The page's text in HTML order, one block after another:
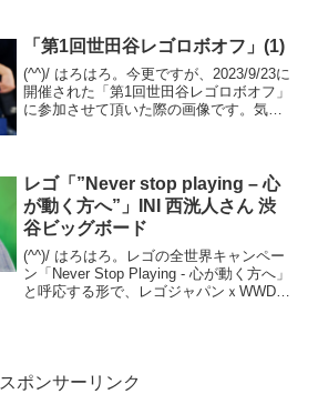
井淳平さん(twitter)のレゴ...
「第1回世田谷レゴロボオフ」(1)
(^^)/ はろはろ。今更ですが、2023/9/23に
開催された「第1回世田谷レゴロボオフ」
に参加させて頂いた際の画像です。気に
ね。...
レゴ「”Never stop playing – 心
が動く方へ”」INI 西洸人さん 渋
谷ビッグボード
(^^)/ はろはろ。レゴの全世界キャンペー
ン「Never Stop Playing - 心が動く方へ」
と呼応する形で、レゴジャパンｘWWDの
スポンサーリンク